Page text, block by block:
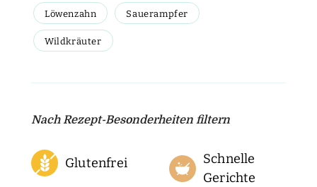
Löwenzahn Sauerampfer
Wildkräuter
Nach Rezept-Besonderheiten filtern
Glutenfrei
Schnelle
Gerichte